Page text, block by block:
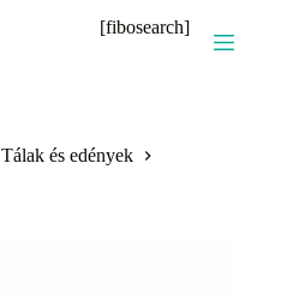
[fibosearch]
Tálak és edények